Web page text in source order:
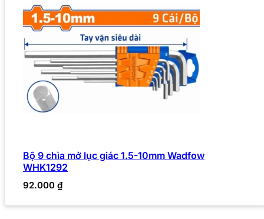
Bộ 9 chìa mở lục giác 1.5-10mm Wadfow
WHK1292
92.000 ₫